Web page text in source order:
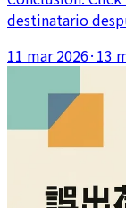
destinatario
tiempo; la
reenviar.
de residencia,
diseñar la
prácticamente
11 mar 2026· 13